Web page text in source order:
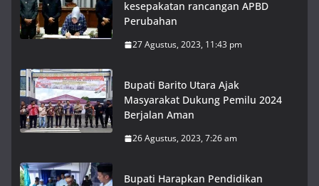
kesepakatan rancangan APBD
Perubahan
27 Agustus, 2023, 11:43 pm
Bupati Barito Utara Ajak
Masyarakat Dukung Pemilu 2024
Berjalan Aman
26 Agustus, 2023, 7:26 am
Bupati Harapkan Pendidikan